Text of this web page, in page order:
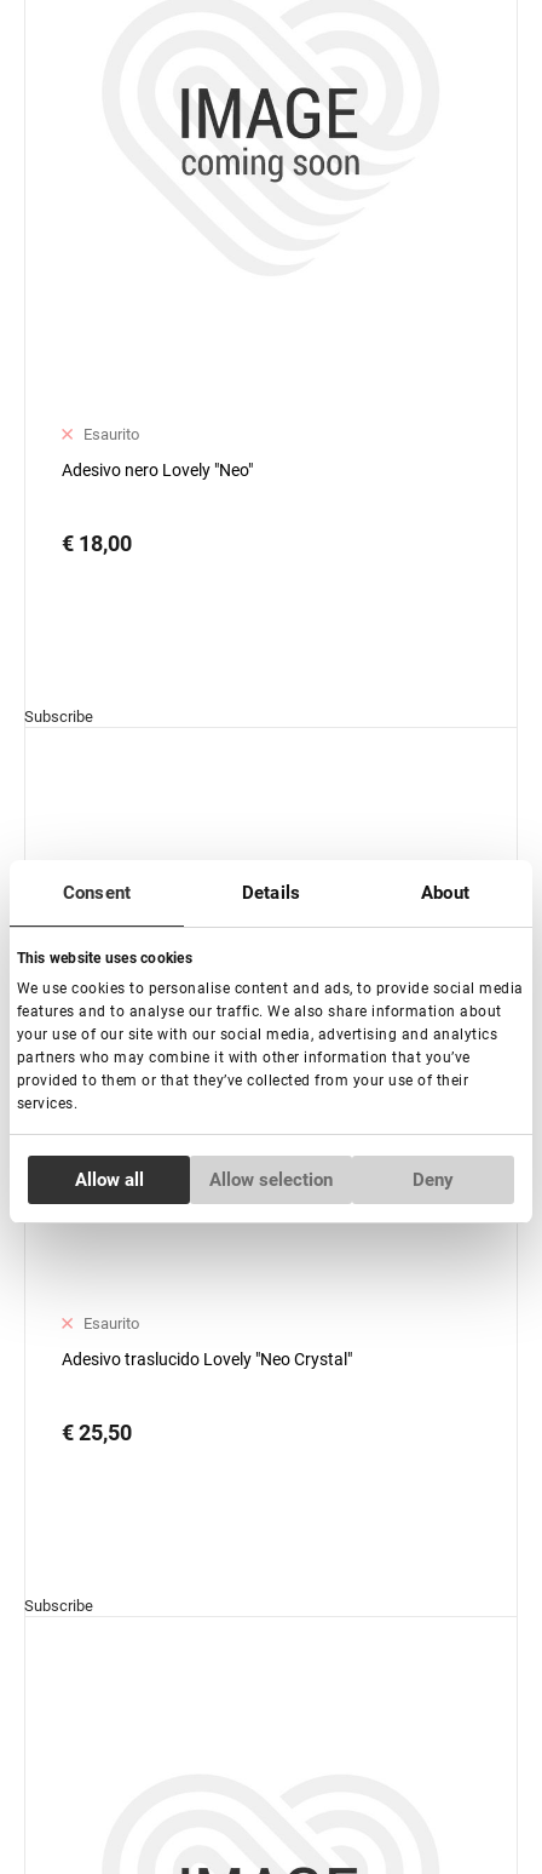
Consent Details About
This website uses cookies
We use cookies to personalise content and ads, to provide social media
features and to analyse our traffic. We also share information about
your use of our site with our social media, advertising and analytics
partners who may combine it with other information that you’ve
provided to them or that they’ve collected from your use of their
services.
Necessary
Allow all Allow selection Deny
Esaurito
Adesivo nero Lovely "Neo"
€ 18,00
Subscribe
Esaurito
Adesivo traslucido Lovely "Neo Crystal"
€ 25,50
Subscribe